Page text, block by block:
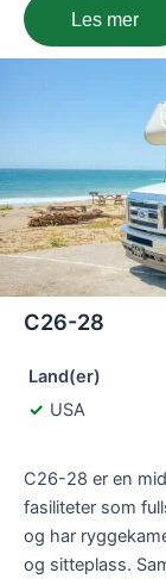
Les mer
C26-28
Land(er)
USA
C26-28 er en
fasiliteter som
og har
og sitteplass.